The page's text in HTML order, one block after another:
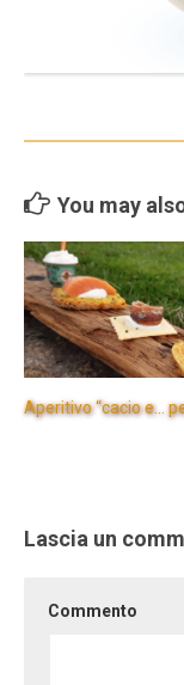
You may
Aperitivo “cacio e…
Lascia un
Commento